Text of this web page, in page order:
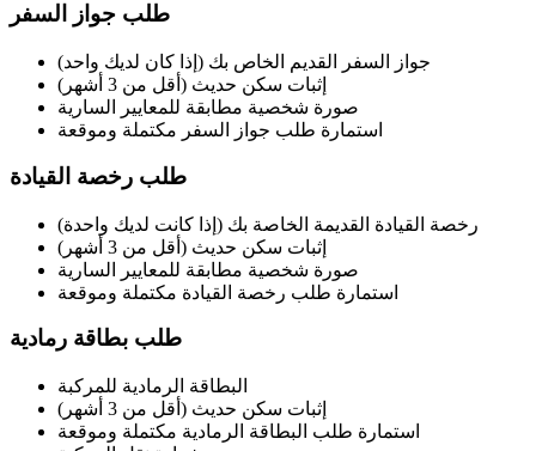
طلب جواز السفر
جواز السفر القديم الخاص بك (إذا كان لديك واحد)
إثبات سكن حديث (أقل من 3 أشهر)
صورة شخصية مطابقة للمعايير السارية
استمارة طلب جواز السفر مكتملة وموقعة
طلب رخصة القيادة
رخصة القيادة القديمة الخاصة بك (إذا كانت لديك واحدة)
إثبات سكن حديث (أقل من 3 أشهر)
صورة شخصية مطابقة للمعايير السارية
استمارة طلب رخصة القيادة مكتملة وموقعة
طلب بطاقة رمادية
البطاقة الرمادية للمركبة
إثبات سكن حديث (أقل من 3 أشهر)
استمارة طلب البطاقة الرمادية مكتملة وموقعة